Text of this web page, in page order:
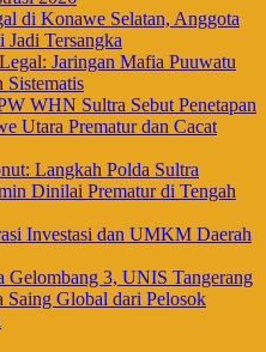
di Konawe Selatan, Anggota
Tersangka
Jaringan Mafia Puuwatu
WHN Sultra Sebut Penetapan
Utara Prematur dan Cacat
Langkah Polda Sultra
Dinilai Prematur di Tengah
Investasi dan UMKM Daerah
Gelombang 3, UNIS Tangerang
Saing Global dari Pelosok